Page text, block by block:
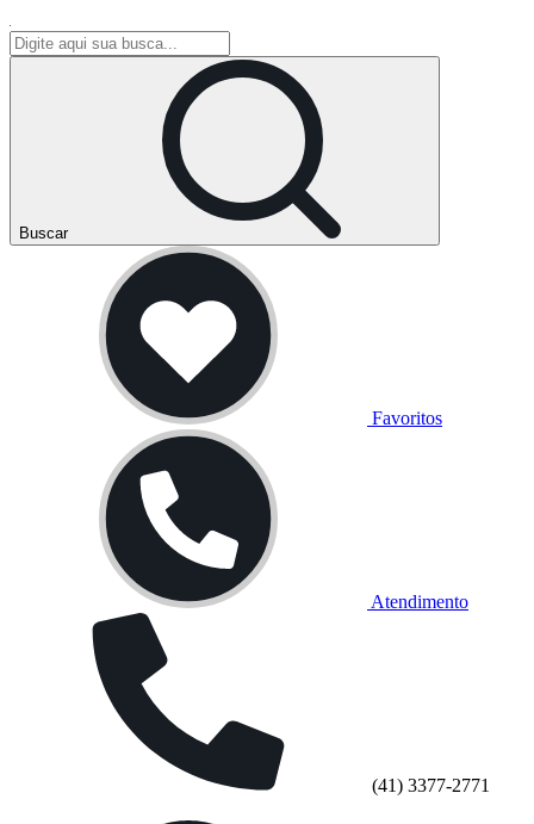
Buscar
Favoritos
Atendimento
(41) 3377-2771